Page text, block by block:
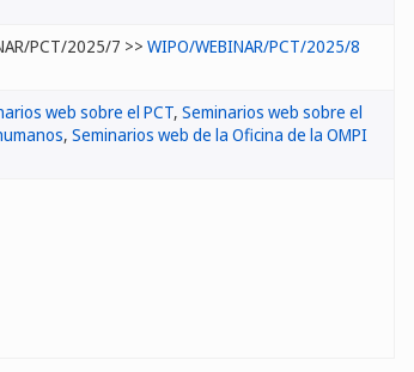
PCT/2025/7 >> WIPO/WEBINAR/PCT/2025/8
web sobre el PCT, Seminarios web sobre el
, Seminarios web de la Oficina de la OMPI